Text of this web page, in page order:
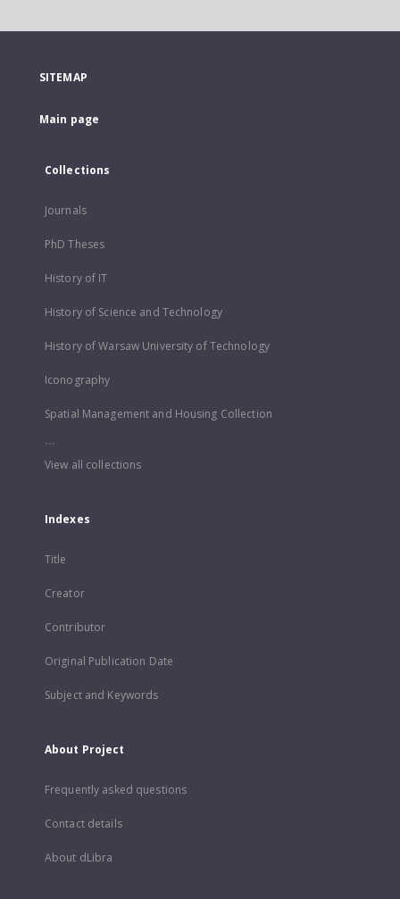
SITEMAP
Main page
Collections
Journals
PhD Theses
History of IT
History of Science and Technology
History of Warsaw University of Technology
Iconography
Spatial Management and Housing Collection
...
View all collections
Indexes
Title
Creator
Contributor
Original Publication Date
Subject and Keywords
About Project
Frequently asked questions
Contact details
About dLibra